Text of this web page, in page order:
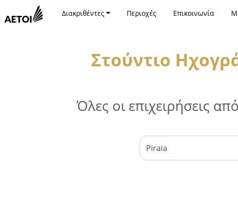
Διακριθέντες Περιοχές Επικοινωνία
Στούντιο
Όλες οι επιχειρήσεις